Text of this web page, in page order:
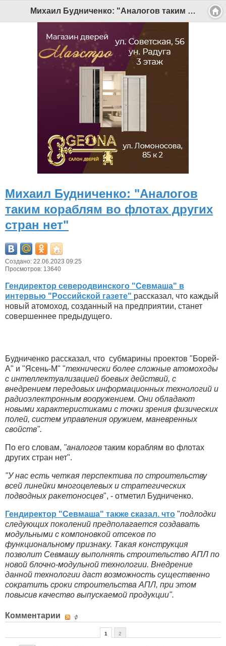
Михаил Будниченко: "Аналогов таким кораблям во флотах других стран нет" - Беломорканал Северодвинск tv29.ru
Михаил Будниченко: "Аналогов
таким кораблям во флотах других
стран нет"
Создано: 22.06.2023 09:25
Просмотров: 13640
Гендиректор северодвинского "Севмаша" в
интервью "Российской газете" рассказал, что каждый
новый атомоход, созданный на предприятии, станет
совершеннее предыдущего.
Будниченко рассказал, что субмарины проектов "Борей-
А" и "Ясень-М" "технически более сложные атомоходы
с интеллектуализацией боевых действий, с
внедрением передовых информационных технологий и
радиоэлектронным вооружением. Они обладают
новыми характеристиками с точки зрения физических
полей, систем управления оружием, маневренных
свойств".
По его словам, "аналогов таким кораблям во флотах
других стран нет".
"У нас есть четкая перспектива по строительству
всей линейки многоцелевых и стратегических
подводных ракетоносцев", - отметил Будниченко.
Гендиректор "Севмаша" также сказал. что "подлодки
следующих поколений предполагается создавать
модульными с компоновкой отсеков по
функциональному признаку. Такая конструкция
позволит Севмашу выполнять строительство АПЛ по
новой блочно-модульной технологии. Внедрение
данной технологии даст возможность существенно
сократить сроки строительства АПЛ, при этом
повысив качество выпускаемой продукции".
Комментарии
1 2
Версия для мобильных
© 2026 Беломорканал Северодвинск tv29.ru
is Free Software released under the GNU General Public
License.
Mobile version by
Mobile Joomla!
Desktop Version
СИ "Информационное агентство "Беломорканал" регистрационный номер ЭЛ № ФС77-77001 от 08.11.2019,
выдан Федеральной службой по надзору в сфере связи, информационных технологий и массовых
коммуникаций (Роскомнадзор). Учредитель: ООО "ТВ29". Главный редактор: Рудалев А.Г.
Беломорканал - новостной сайт Архангельской области: новости Северодвинска, новости поморья,
Все права на материалы, опубликованные на сайте, защищены в соответствии с российским и
международным законодательством об авторском праве и смежных правах.
При любом использовании текстовых, аудио-, фото- и видеоматериалов ссылка на www.tv29.ru обязательна.
При цитировании информации гиперссылка на www.tv29.ru обязательна. Использование материалов ИА
«Беломорканал» в коммерческих целях без письменного разрешения агентства не допускается. 18+